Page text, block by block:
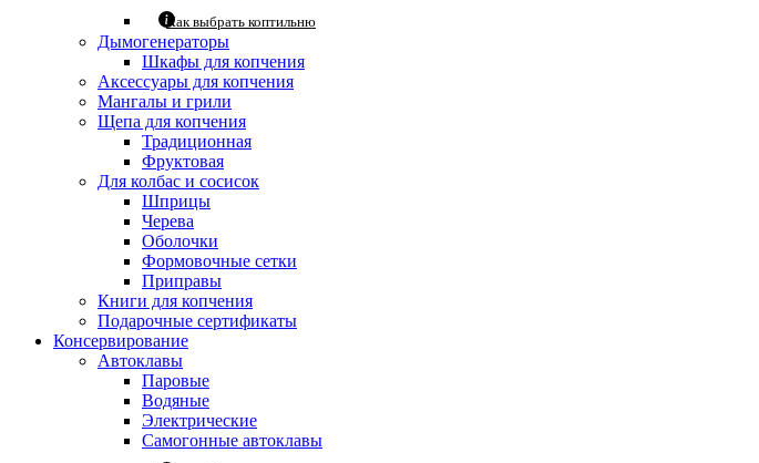
Как выбрать коптильню
Дымогенераторы
Шкафы для копчения
Аксессуары для копчения
Мангалы и грили
Щепа для копчения
Традиционная
Фруктовая
Для колбас и сосисок
Шприцы
Черева
Оболочки
Формовочные сетки
Приправы
Книги для копчения
Подарочные сертификаты
Консервирование
Автоклавы
Паровые
Водяные
Электрические
Самогонные автоклавы